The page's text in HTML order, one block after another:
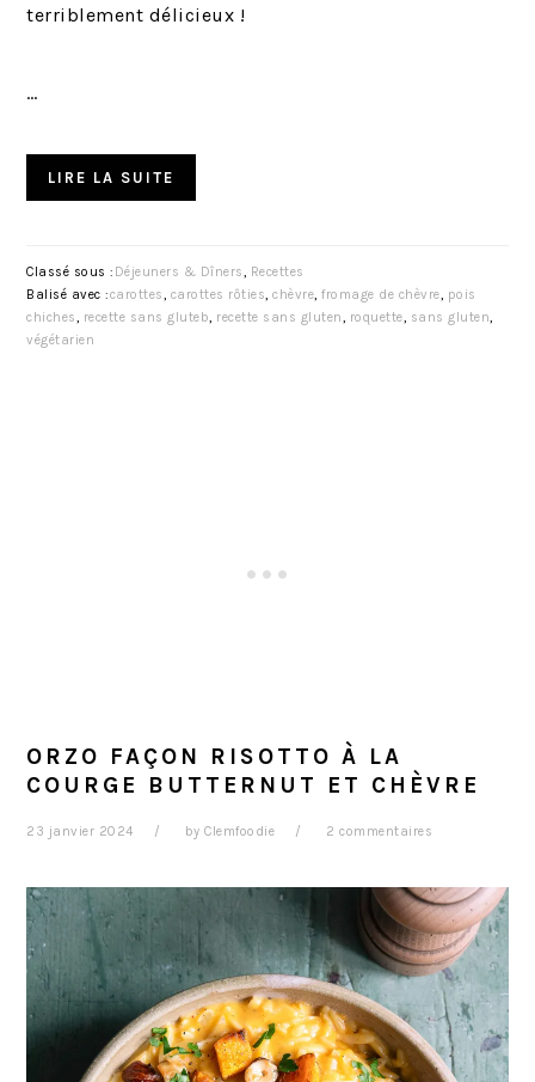
terriblement délicieux !
…
LIRE LA SUITE
Classé sous : Déjeuners & Dîners, Recettes
Balisé avec :carottes, carottes rôties,chèvre,fromage de chèvre, pois
chiches, recette sans gluteb, recette sans gluten, roquette, sans gluten,
végétarien
ORZO FAÇON RISOTTO À LA
COURGE BUTTERNUT ET CHÈVRE
23 janvier 2024 byClemfoodie 2 commentaires